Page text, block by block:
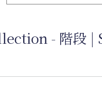
- 階段 |